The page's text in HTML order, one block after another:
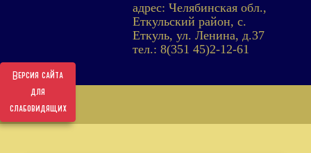
Версия сайта
для
слабовидящих
адрес: Челябинская обл.,
Еткульский район, с.
Еткуль, ул. Ленина, д.37
тел.: 8(351 45)2-12-61